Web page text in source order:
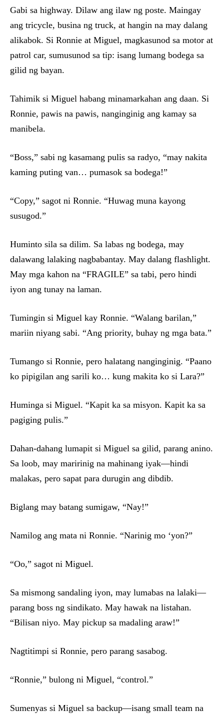
Gabi sa highway. Dilaw ang ilaw ng poste. Maingay
ang tricycle, busina ng truck, at hangin na may dalang
alikabok. Si Ronnie at Miguel, magkasunod sa motor at
patrol car, sumusunod sa tip: isang lumang bodega sa
gilid ng bayan.
Tahimik si Miguel habang minamarkahan ang daan. Si
Ronnie, pawis na pawis, nanginginig ang kamay sa
manibela.
“Boss,” sabi ng kasamang pulis sa radyo, “may nakita
kaming puting van… pumasok sa bodega!”
“Copy,” sagot ni Ronnie. “Huwag muna kayong
susugod.”
Huminto sila sa dilim. Sa labas ng bodega, may
dalawang lalaking nagbabantay. May dalang flashlight.
May mga kahon na “FRAGILE” sa tabi, pero hindi
iyon ang tunay na laman.
Tumingin si Miguel kay Ronnie. “Walang barilan,”
mariin niyang sabi. “Ang priority, buhay ng mga bata.”
Tumango si Ronnie, pero halatang nanginginig. “Paano
ko pipigilan ang sarili ko… kung makita ko si Lara?”
Huminga si Miguel. “Kapit ka sa misyon. Kapit ka sa
pagiging pulis.”
Dahan-dahang lumapit si Miguel sa gilid, parang anino.
Sa loob, may maririnig na mahinang iyak—hindi
malakas, pero sapat para durugin ang dibdib.
Biglang may batang sumigaw, “Nay!”
Namilog ang mata ni Ronnie. “Narinig mo ‘yon?”
“Oo,” sagot ni Miguel.
Sa mismong sandaling iyon, may lumabas na lalaki—
parang boss ng sindikato. May hawak na listahan.
“Bilisan niyo. May pickup sa madaling araw!”
Nagtitimpi si Ronnie, pero parang sasabog.
“Ronnie,” bulong ni Miguel, “control.”
Sumenyas si Miguel sa backup—isang small team na